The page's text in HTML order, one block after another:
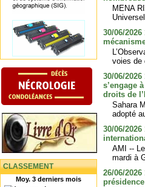
CLASSEMENT
Moy. 3 derniers mois
MENA
30/06/
voies de
30/06/
s’engage
droits de
Sahara
adopté
30/06/
AMI --
mardi à
26/06/